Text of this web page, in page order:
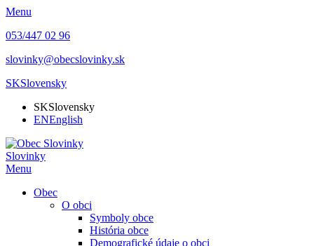
Menu
053/447 02 96
slovinky@obecslovinky.sk
SKSlovensky
SKSlovensky
ENEnglish
Slovinky
Menu
Obec
O obci
Symboly obce
História obce
Demografické údaje o obci